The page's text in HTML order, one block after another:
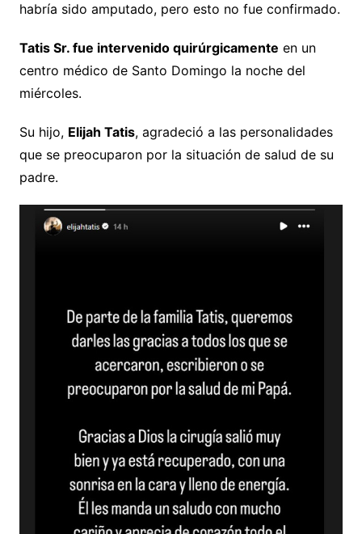
habría sido amputado, pero esto no fue confirmado.
Tatis Sr. fue intervenido quirúrgicamente en un
centro médico de Santo Domingo la noche del
miércoles.
Su hijo, Elijah Tatis, agradeció a las personalidades
que se preocuparon por la situación de salud de su
padre.